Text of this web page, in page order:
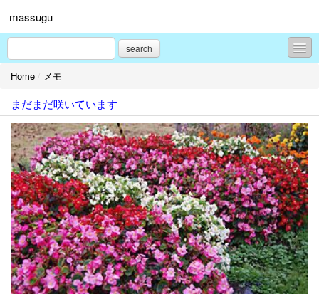
massugu
search
メモ
お知らせ
花
料理
農作業
ペット
リンク
プロフィール
Home / メモ
まだまだ咲いています